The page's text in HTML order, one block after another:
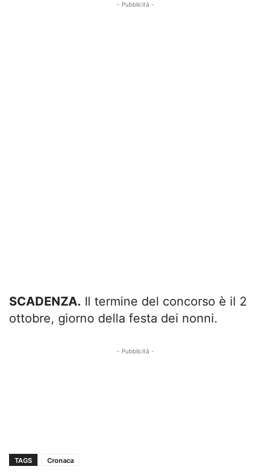
- Pubblicità -
SCADENZA. Il termine del concorso è il 2
ottobre, giorno della festa dei nonni.
- Pubblicità -
TAGS Cronaca